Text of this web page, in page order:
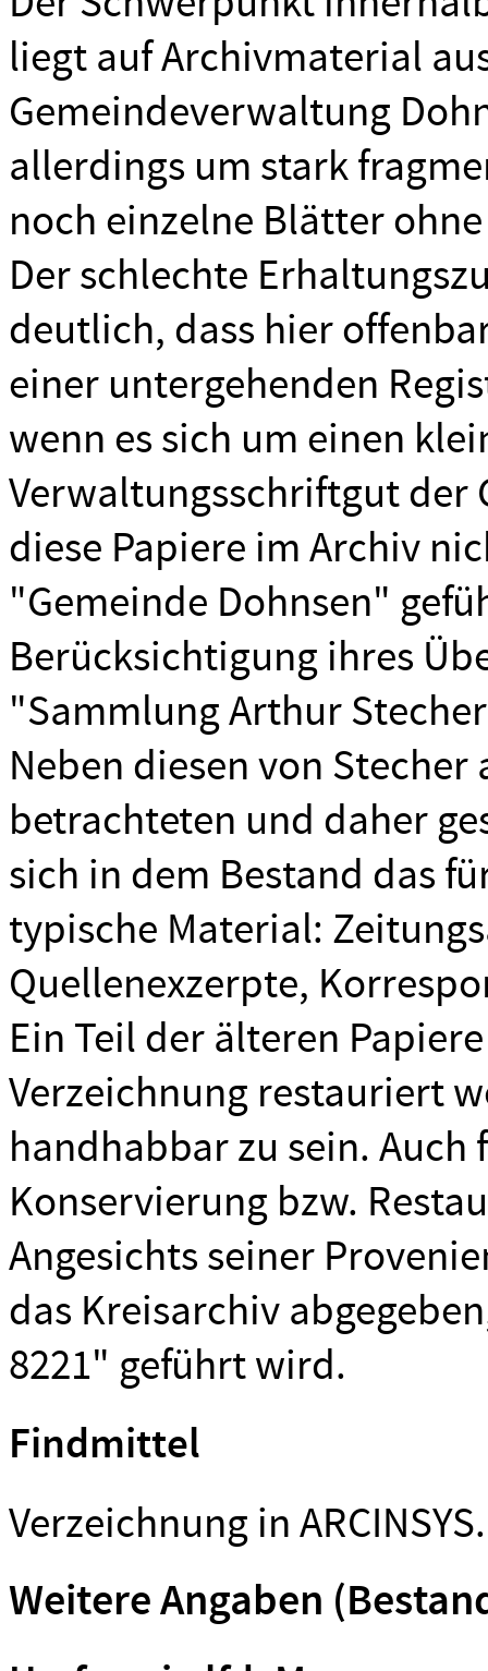
liegt auf Archivmaterial
Gemeindeverwaltung
allerdings um stark
noch einzelne Blätter
Der schlechte
deutlich, dass hier
einer untergehenden
wenn es sich um einen
Verwaltungsschriftgut der
diese Papiere im Archiv
"Gemeinde Dohnsen"
Berücksichtigung ihres
"Sammlung Arthur
Neben diesen von
betrachteten und daher
sich in dem Bestand das
typische Material:
Quellenexzerpte,
Ein Teil der älteren
Verzeichnung restauriert
handhabbar zu sein.
Konservierung bzw.
Angesichts seiner
das Kreisarchiv
8221" geführt wird.
Findmittel
Verzeichnung in ARCINSYS.
Weitere Angaben